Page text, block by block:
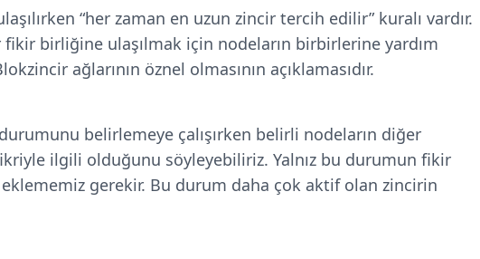
“her zaman en uzun zincir tercih edilir” kuralı vardır.
birliğine ulaşılmak için nodeların birbirlerine yardım
ağlarının öznel olmasının açıklamasıdır.
belirlemeye çalışırken belirli nodeların diğer
ilgili olduğunu söyleyebiliriz. Yalnız bu durumun fikir
gerekir. Bu durum daha çok aktif olan zincirin